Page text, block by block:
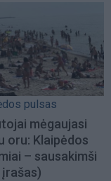
pulsas
mėgaujasi
oru: Klaipėdos
– sausakimši